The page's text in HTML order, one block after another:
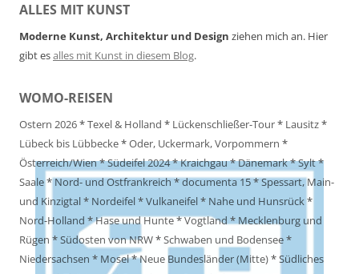
ALLES MIT KUNST
Moderne Kunst, Architektur und Design ziehen mich an. Hier
gibt esalles mit Kunst in diesem Blog.
WOMO-REISEN
Ostern 2026*Texel & Holland * Lückenschließer-Tour* Lausitz*
Lübeck bis Lübbecke*Oder, Uckermark, Vorpommern *
Österreich/Wien*Südeifel 2024*Kraichgau*Dänemark*Sylt*
Saale*Nord- und Ostfrankreich*documenta 15*Spessart, Main-
und Kinzigtal* Nordeifel*Vulkaneifel* Nahe und Hunsrück*
Nord-Holland *Hase und Hunte*Vogtland*Mecklenburg und
Rügen *Südosten von NRW*Schwaben und Bodensee*
Niedersachsen * Mosel*Neue Bundesländer (Mitte)*Südliches